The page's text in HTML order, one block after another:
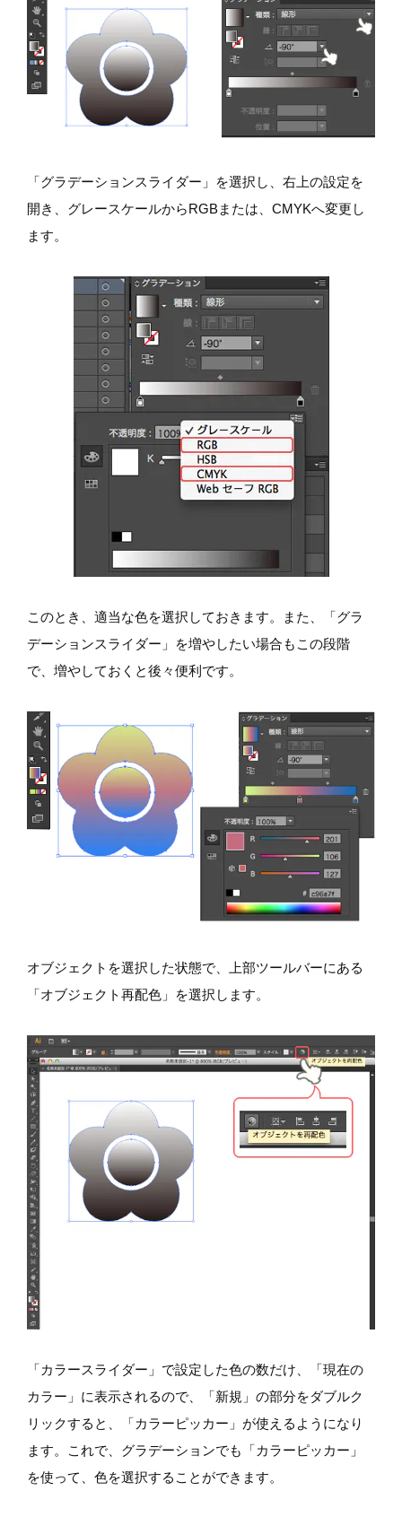
「グラデーションスライダー」を選択し、右上の設定を
開き、グレースケールからRGBまたは、CMYKへ変更し
ます。
このとき、適当な色を選択しておきます。また、「グラ
デーションスライダー」を増やしたい場合もこの段階
で、増やしておくと後々便利です。
オブジェクトを選択した状態で、上部ツールバーにある
「オブジェクト再配色」を選択します。
「カラースライダー」で設定した色の数だけ、「現在の
カラー」に表示されるので、「新規」の部分をダブルク
リックすると、「カラーピッカー」が使えるようになり
ます。これで、グラデーションでも「カラーピッカー」
を使って、色を選択することができます。